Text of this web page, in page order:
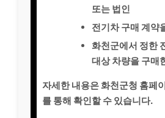
또는 법인
전기차 구매 계약
화천군에서 정한
대상 차량을 구매
자세한 내용은 화천군청 홈페
를 통해 확인할 수 있습니다.